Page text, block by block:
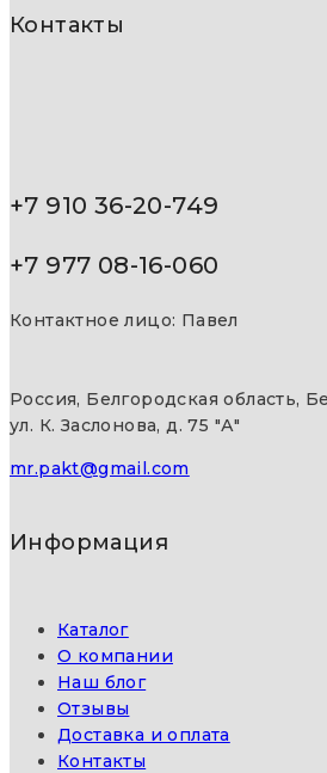
Контакты
+7 910 36-20-749
+7 977 08-16-060
Контактное лицо: Павел
Россия, Белгородская область,
ул. К. Заслонова, д. 75 "А"
mr.pakt@gmail.com
Информация
Каталог
О компании
Наш блог
Отзывы
Доставка и оплата
Контакты